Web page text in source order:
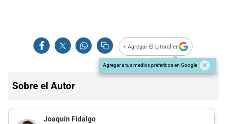
+ Agregar El Litoral en
Agregar a tus medios preferidos en Google
Sobre el Autor
Joaquín Fidalgo